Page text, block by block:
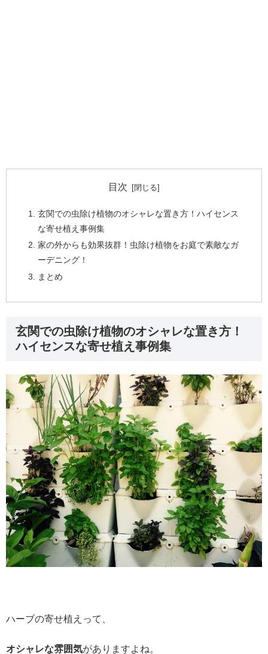
目次
玄関での虫除け植物のオシャレな置き方！ハイセンス
な寄せ植え事例集
家の外からも効果抜群！虫除け植物をお庭で素敵なガ
ーデニング！
まとめ
玄関での虫除け植物のオシャレな置き方！
ハイセンスな寄せ植え事例集
ハーブの寄せ植えって、
オシャレな雰囲気がありますよね。